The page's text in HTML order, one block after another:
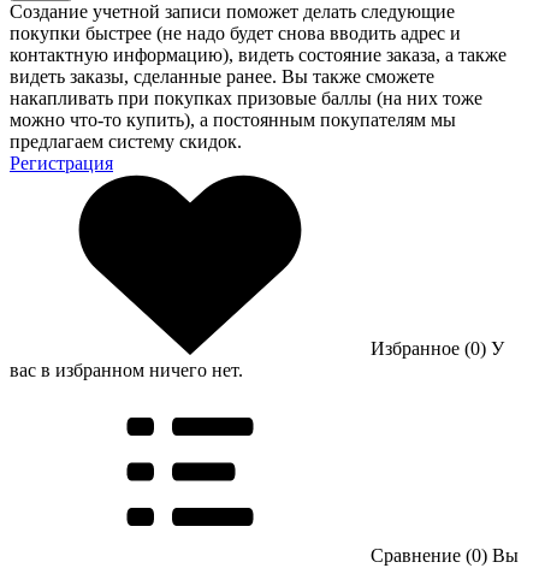
Создание учетной записи поможет делать следующие
покупки быстрее (не надо будет снова вводить адрес и
контактную информацию), видеть состояние заказа, а также
видеть заказы, сделанные ранее. Вы также сможете
накапливать при покупках призовые баллы (на них тоже
можно что-то купить), а постоянным покупателям мы
предлагаем систему скидок.
Регистрация
Избранное (0) У
вас в избранном ничего нет.
Сравнение (0) Вы